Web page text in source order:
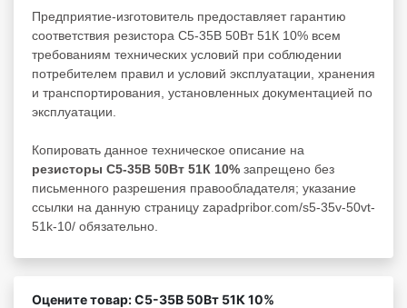
Предприятие-изготовитель предоставляет гарантию
соответствия резистора С5-35В 50Вт 51К 10% всем
требованиям технических условий при соблюдении
потребителем правил и условий эксплуатации, хранения
и транспортирования, установленных документацией по
эксплуатации.
Копировать данное техническое описание на
резисторы С5-35В 50Вт 51К 10% запрещено без
письменного разрешения правообладателя; указание
ссылки на данную страницу zapadpribor.com/s5-35v-50vt-
51k-10/ обязательно.
Оцените товар: С5-35В 50Вт 51К 10%